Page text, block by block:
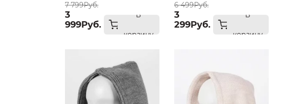
7 799Руб.
3
999Руб.
В
корзину
6 499Руб.
3
299Руб.
В
корзину